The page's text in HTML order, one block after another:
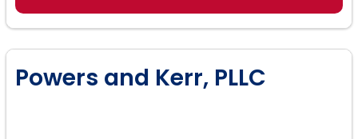
Powers and Kerr, PLLC